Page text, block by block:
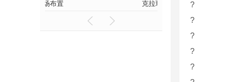
陕西服务庆典
?
?
?
?
?